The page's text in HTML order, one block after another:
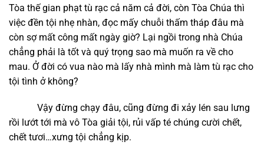
Tòa thế gian phạt tù rạc cả năm cả đời, còn Tòa Chúa thì
việc đền tội nhẹ nhàn, đọc mấy chuỗi thấm tháp đâu mà
còn sợ mất công mất ngày giờ? Lại ngồi trong nhà Chúa
chẳng phải là tốt và quý trọng sao mà muốn ra về cho
mau. Ở đời có vua nào mà lấy nhà mình mà làm tù rạc cho
tội tình ở không?
Vậy đừng chạy đâu, cũng đừng đi xảy lén sau lưng
rồi lướt tới mà vô Tòa giải tội, rủi vấp té chúng cười chết,
chết tươi…xưng tội chẳng kịp.